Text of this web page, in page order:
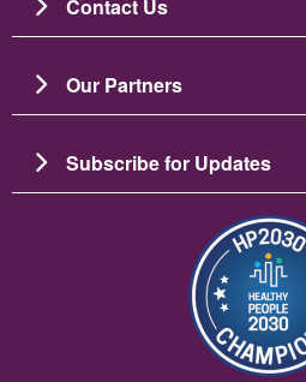
Contact Us
Our Partners
Subscribe for Updates
ပုံရိပ်